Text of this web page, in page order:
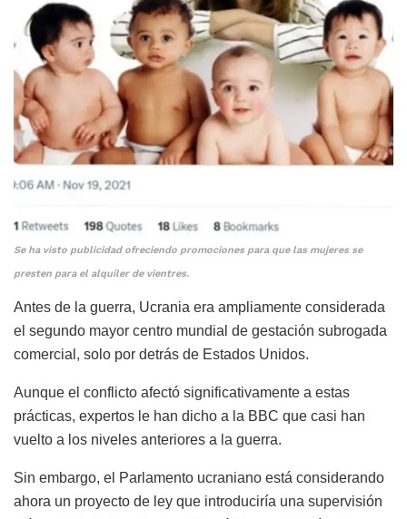
Se ha visto publicidad ofreciendo promociones para que las mujeres se
presten para el alquiler de vientres.
Antes de la guerra, Ucrania era ampliamente considerada
el segundo mayor centro mundial de gestación subrogada
comercial, solo por detrás de Estados Unidos.
Aunque el conflicto afectó significativamente a estas
prácticas, expertos le han dicho a la BBC que casi han
vuelto a los niveles anteriores a la guerra.
Sin embargo, el Parlamento ucraniano está considerando
ahora un proyecto de ley que introduciría una supervisión